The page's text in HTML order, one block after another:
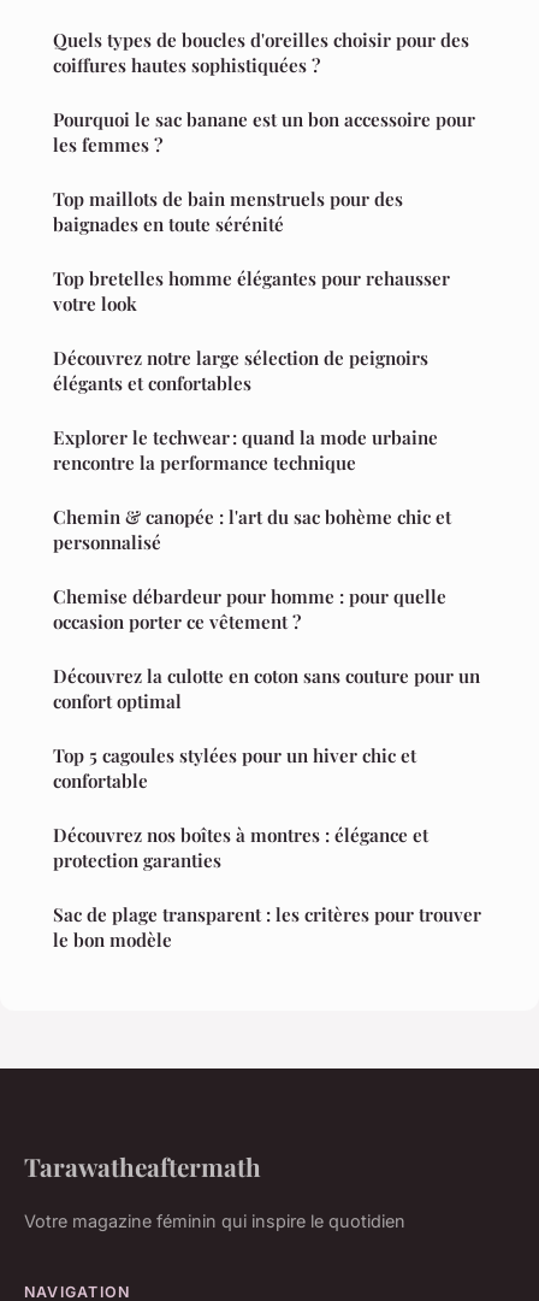
Quels types de boucles d'oreilles choisir pour des
coiffures hautes sophistiquées ?
Pourquoi le sac banane est un bon accessoire pour
les femmes ?
Top maillots de bain menstruels pour des
baignades en toute sérénité
Top bretelles homme élégantes pour rehausser
votre look
Découvrez notre large sélection de peignoirs
élégants et confortables
Explorer le techwear : quand la mode urbaine
rencontre la performance technique
Chemin & canopée : l'art du sac bohème chic et
personnalisé
Chemise débardeur pour homme : pour quelle
occasion porter ce vêtement ?
Découvrez la culotte en coton sans couture pour un
confort optimal
Top 5 cagoules stylées pour un hiver chic et
confortable
Découvrez nos boîtes à montres : élégance et
protection garanties
Sac de plage transparent : les critères pour trouver
le bon modèle
Tarawatheaftermath
Votre magazine féminin qui inspire le quotidien
NAVIGATION